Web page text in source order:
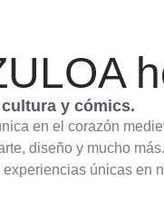
y cómics.
en el corazón
diseño y mucho
únicas en